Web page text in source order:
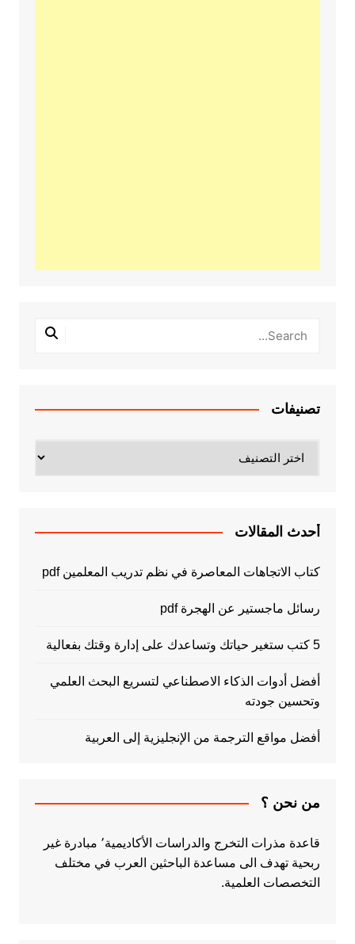
تصنيفات
أحدث المقالات
كتاب الاتجاهات المعاصرة في نظم تدريب المعلمين pdf
رسائل ماجستير عن الهجرة pdf
5 كتب ستغير حياتك وتساعدك على إدارة وقتك بفعالية
أفضل أدوات الذكاء الاصطناعي لتسريع البحث العلمي
وتحسين جودته
أفضل مواقع الترجمة من الإنجليزية إلى العربية
من نحن ؟
قاعدة مذرات التخرج والدراسات الأكاديمية٬ مبادرة غير
ربحية تهدف الى مساعدة الباحثين العرب في مختلف
التخصصات العلمية.